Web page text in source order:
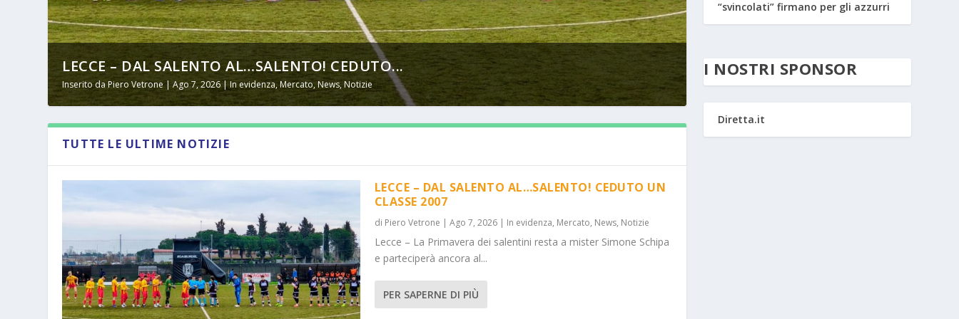
LECCE – DAL SALENTO AL…SALENTO! CEDUTO...
Inserito daPiero Vetrone|Ago 7, 2026|In evidenza,Mercato,News,Notizie
TUTTE LE ULTIME NOTIZIE
LECCE – DAL SALENTO AL…SALENTO! CEDUTO UN
CLASSE 2007
di Piero Vetrone | Ago 7, 2026| In evidenza, Mercato, News, Notizie
Lecce – La Primavera dei salentini resta a mister Simone Schipa
e parteciperà ancora al...
PER SAPERNE DI PIÙ
“svincolati” firmano per gli azzurri
I NOSTRI SPONSOR
Diretta.it